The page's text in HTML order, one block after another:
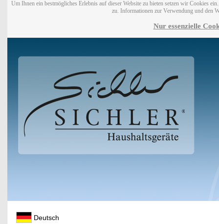
Um Ihnen ein bestmögliches Erlebnis auf dieser Website zu bieten setzen wir Cookies
zu. Informationen zur Verwendung und den
Nur essenzielle
Deutsch